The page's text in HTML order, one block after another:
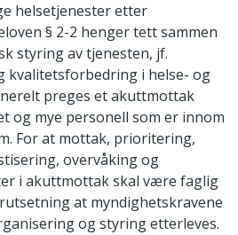
helsetjenester etter
§ 2-2 henger tett sammen
styring av tjenesten, jf.
kvalitetsforbedring i helse- og
preges et akuttmottak
og mye personell som er innom
For at mottak, prioritering,
overvåking og
i akuttmottak skal være faglig
at myndighetskravene
og styring etterleves.